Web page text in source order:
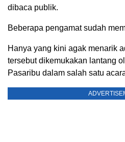
dibaca publik.
Beberapa pengamat sudah
Hanya yang kini agak menarik
tersebut dikemukakan lantang
Pasaribu dalam salah satu